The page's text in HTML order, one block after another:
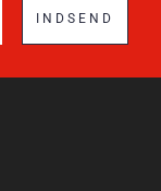
INDSEND